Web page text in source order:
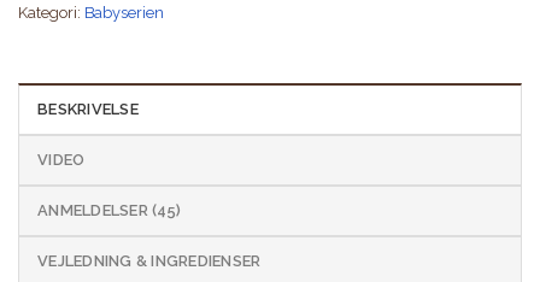
Kategori: Babyserien
BESKRIVELSE
VIDEO
ANMELDELSER (45)
VEJLEDNING & INGREDIENSER